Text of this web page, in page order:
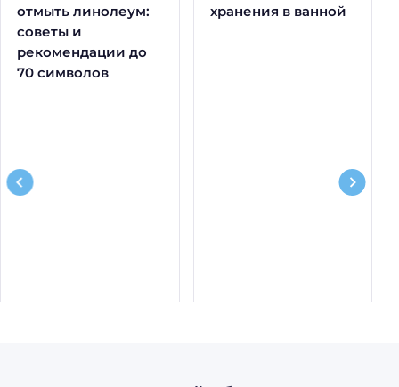
отмыть линолеум:
советы и
рекомендации до
70 символов
хранения в ванной